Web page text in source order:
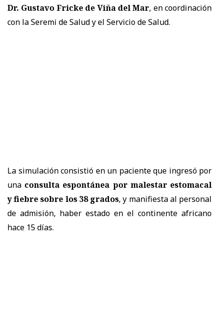
Dr. Gustavo Fricke de Viña del Mar, en coordinación
con la Seremi de Salud y el Servicio de Salud.
La simulación consistió en un paciente que ingresó por
una consulta espontánea por malestar estomacal
y fiebre sobre los 38 grados, y manifiesta al personal
de admisión, haber estado en el continente africano
hace 15 días.